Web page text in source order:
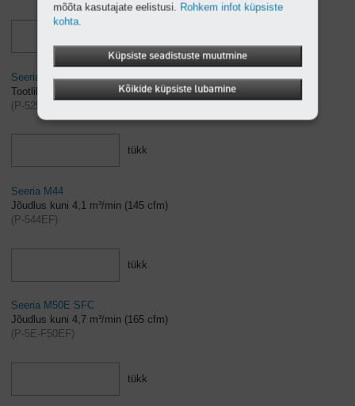
Seeria M255
Tootlikkus kuni 26,5 m³/min (935 cfm)
(P-5255ED
tükk
Seeria M44
Jõudlus kuni 4,1 m³/min (145 cfm)
(P-544EF)
tükk
Seeria M50E SFC
Jõudlus kuni 4,7 m³/min (165 cfm)
(P-5E-F50EF)
tükk
mõõta kasutajate eelistusi. Rohkem infot küpsiste
kohta.
Küpsiste seadistuste muutmine
Kõikide küpsiste lubamine